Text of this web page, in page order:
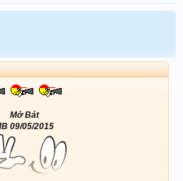
Mở Bát
09/05/2015